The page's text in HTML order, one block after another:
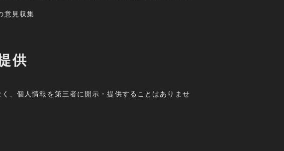
意見収集
供
、個人情報を第三者に開示・提供することはありませ